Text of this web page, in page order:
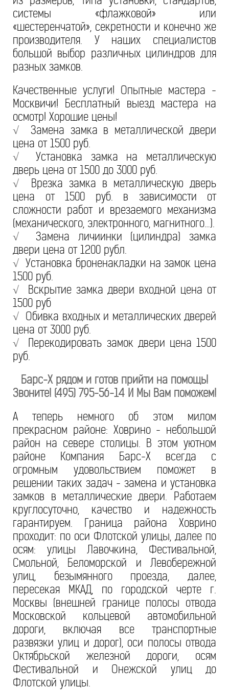
системы «флажковой» или
«шестеренчатой», секретности и конечно же
производителя. У наших специалистов
большой выбор различных цилиндров для
разных замков.
Качественные услуги! Опытные мастера -
Москвичи! Бесплатный выезд мастера на
осмотр! Хорошие цены!
√ Замена замка в металлической двери
цена от 1500 руб.
√ Установка замка на металлическую
дверь цена от 1500 до 3000 руб.
√ Врезка замка в металлическую дверь
цена от 1500 руб. в зависимости от
сложности работ и врезаемого механизма
(механического, электронного, магнитного…).
√ Замена личиинки (цилиндра) замка
двери цена от 1200 рубл.
√ Установка броненакладки на замок цена
1500 руб.
√ Вскрытие замка двери входной цена от
1500 руб
√ Обивка входных и металлических дверей
цена от 3000 руб.
√ Перекодировать замок двери цена 1500
руб.
Барс-Х рядом и готов прийти на помощь!
Звоните! (495) 795-56-14 И Мы Вам поможем!
А теперь немного об этом милом
прекрасном районе: Ховрино - небольшой
район на севере столицы. В этом уютном
районе Компания Барс-Х всегда с
огромным удовольствием поможет в
решении таких задач - замена и установка
замков в металлические двери. Работаем
круглосуточно, качество и надежность
гарантируем. Граница района Ховрино
проходит: по оси Флотской улицы, далее по
осям: улицы Лавочкина, Фестивальной,
Смольной, Беломорской и Левобережной
улиц, безымянного проезда, далее,
пересекая МКАД, по городской черте г.
Москвы (внешней границе полосы отвода
Московской кольцевой автомобильной
дороги, включая все транспортные
развязки улиц и дорог), оси полосы отвода
Октябрьской железной дороги, осям
Фестивальной и Онежской улиц до
Флотской улицы.